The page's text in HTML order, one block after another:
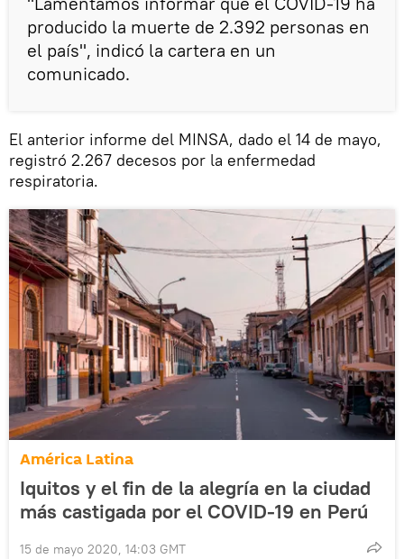
producido la muerte de 2.392 personas en
el país", indicó la cartera en un
comunicado.
El anterior informe del MINSA, dado el 14 de mayo,
registró 2.267 decesos por la enfermedad
respiratoria.
América Latina
Iquitos y el fin de la alegría en la ciudad
más castigada por el COVID-19 en Perú
15 de mayo 2020, 14:03 GMT